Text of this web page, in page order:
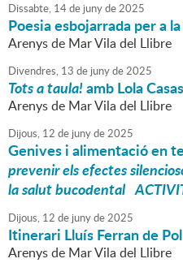
Dissabte, 14de junyde2025
Poesia esbojarrada per a
Arenys de Mar Vila del Llibre
Divendres, 13 de junyde2025
Tots a taula!amb Lola Casas
Arenys de Mar Vila del Llibre
Dijous, 12 de junyde2025
Genives i alimentació en
prevenir els efectes
la salut bucodental
Dijous, 12 de junyde2025
Itinerari Lluís Ferran de Pol
Arenys de Mar Vila del Llibre